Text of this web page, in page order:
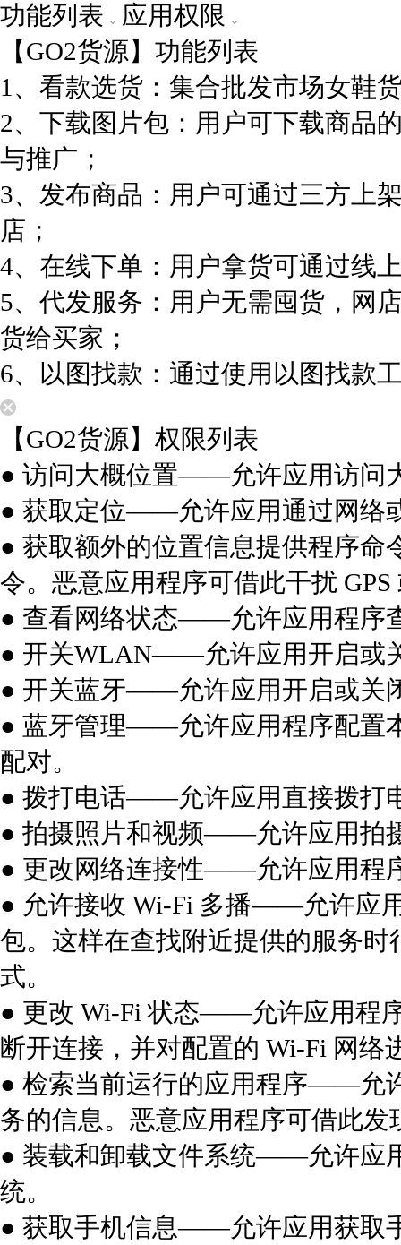
功能列表
应用权限
【GO2货源】功能列表
1、看款选货：集合批发市场女鞋
2、下载图片包：用户可下载商品
与推广；
3、发布商品：用户可通过三方上
店；
4、在线下单：用户拿货可通过线
5、代发服务：用户无需囤货，网
货给买家；
6、以图找款：通过使用以图找款
【GO2货源】权限列表
● 访问大概位置——允许应用访问
● 获取定位——允许应用通过网络
● 获取额外的位置信息提供程序
令。恶意应用程序可借此干扰
● 查看网络状态——允许应用程序
● 开关WLAN——允许应用开启或
● 开关蓝牙——允许应用开启或关
● 蓝牙管理——允许应用程序配置
配对。
● 拨打电话——允许应用直接拨打
● 拍摄照片和视频——允许应用拍
● 更改网络连接性——允许应用程
● 允许接收 Wi-Fi 多播——允许应
包。这样在查找附近提供的服务
式。
● 更改 Wi-Fi 状态——允许应用程
断开连接，并对配置的 Wi-Fi 网络
● 检索当前运行的应用程序——允
务的信息。恶意应用程序可借此
● 装载和卸载文件系统——允许应
统。
● 获取手机信息——允许应用获取